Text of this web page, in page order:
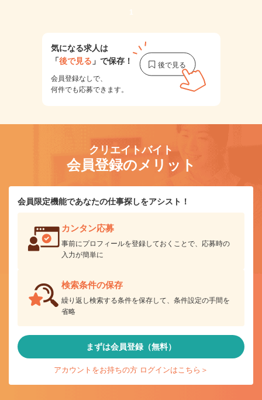
1
気になる求人は
「後で見る 」で保存！
会員登録なしで、
何件でも応募できます。
クリエイトバイト
会員登録のメリット
会員限定機能であなたの仕事探しをアシスト！
カンタン応募
事前にプロフィールを登録しておくことで、応募時の
入力が簡単に
検索条件の保存
繰り返し検索する条件を保存して、条件設定の手間を
省略
まずは会員登録（無料）
アカウントをお持ちの方 ログインはこちら＞